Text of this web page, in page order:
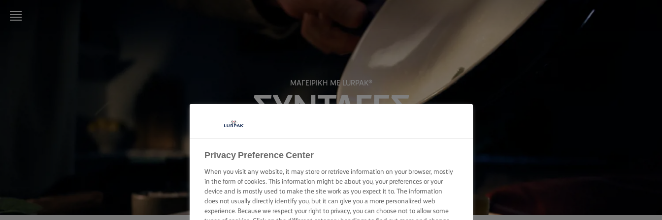
ΕΠΑΛΕΙΨΗ -
ΜΑΓΕΙΡΙΚΗ ΜΕ LURPAK®
ΣΥΝΤΑΓΕΣ
Privacy Preference Center
When you visit any website, it may store or retrieve information on your browser, mostly
in the form of cookies. This information might be about you, your preferences or your
device and is mostly used to make the site work as you expect it to. The information
does not usually directly identify you, but it can give you a more personalized web
experience. Because we respect your right to privacy, you can choose not to allow some